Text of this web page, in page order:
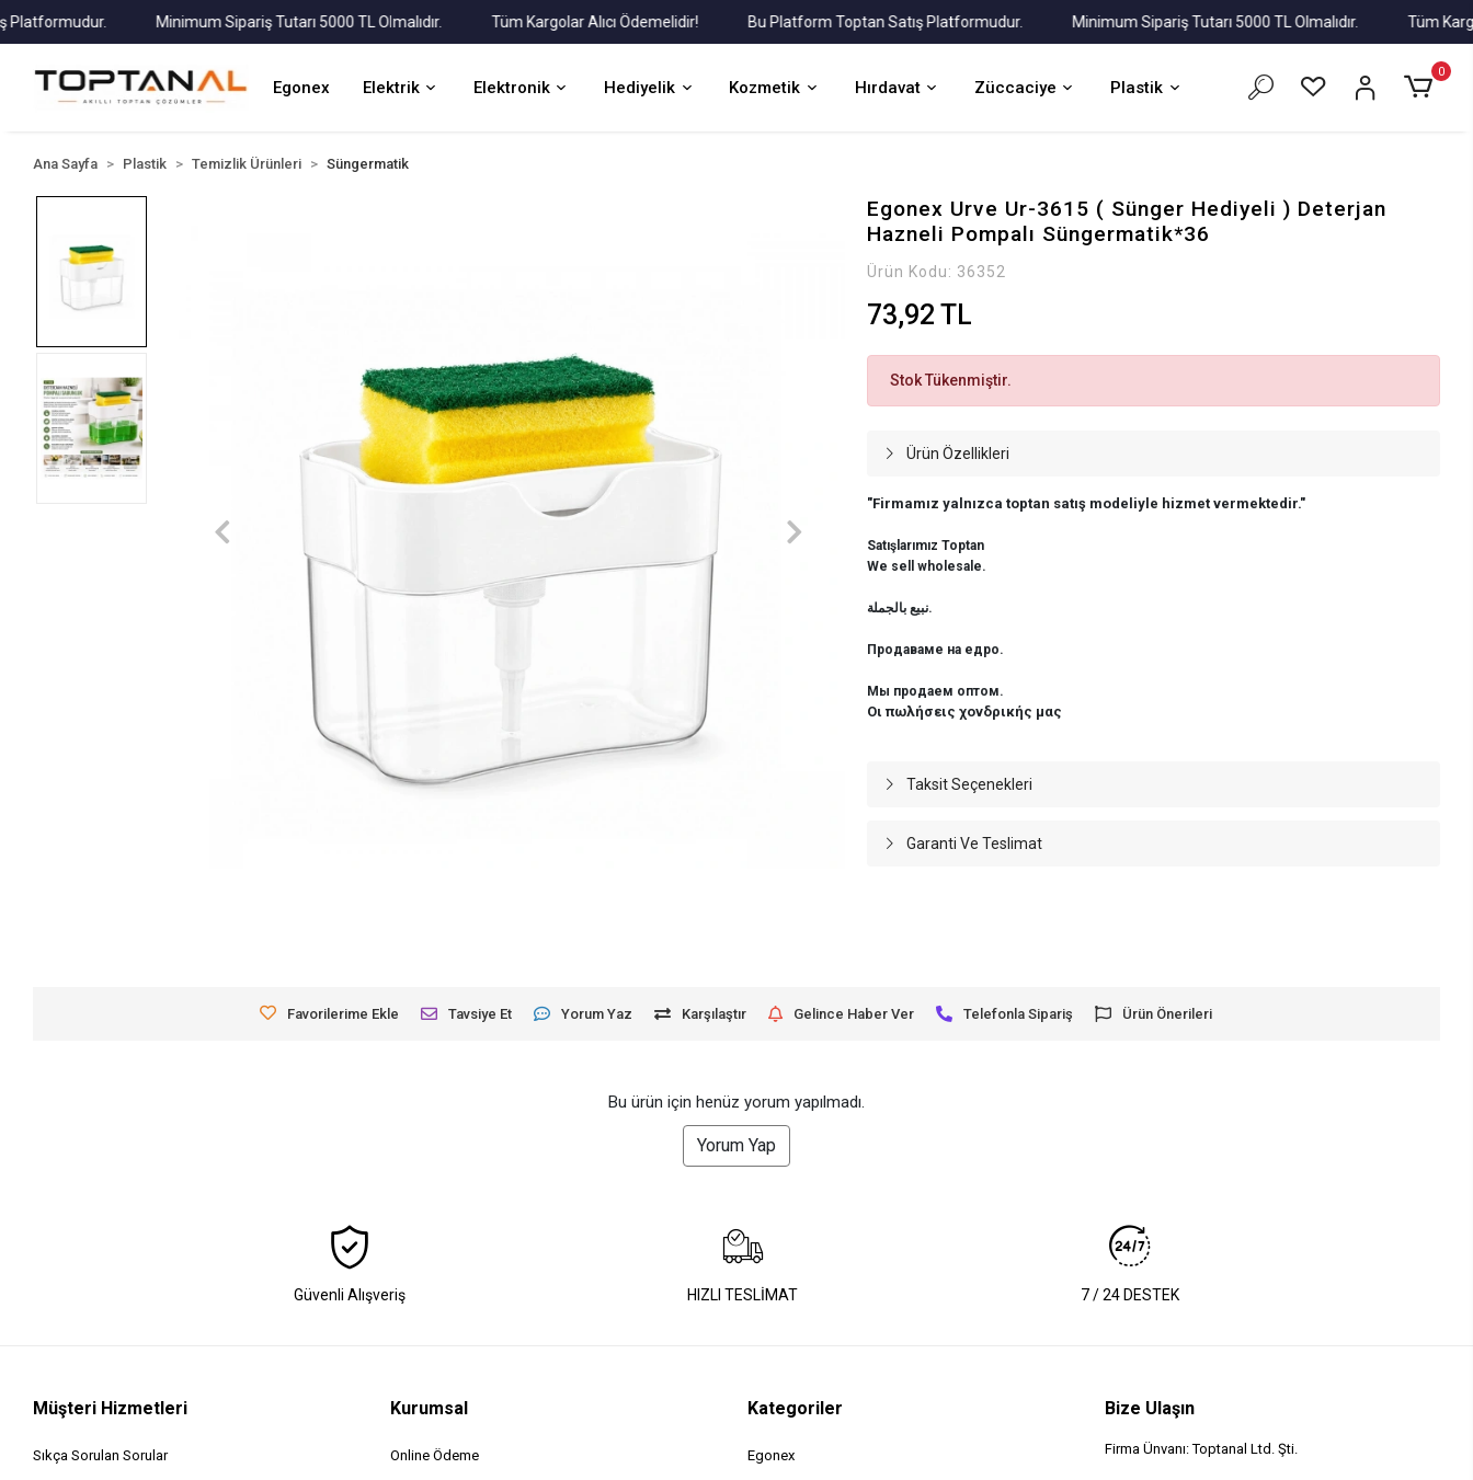
Minimum Sipariş Tutarı 5000 TL Olmalıdır. Tüm Kargolar Alıcı Ödemelidir! Bu Platform Toptan Satış Platformudur. Minimum Sipariş Tutarı 5000 TL Olmalıdır. Tüm Kargolar
Egonex Elektrik Elektronik Hediyelik Kozmetik Hırdavat Züccaciye Plastik
0
Ana Sayfa Plastik Temizlik Ürünleri Süngermatik
Egonex Urve Ur-3615 ( Sünger Hediyeli ) Deterjan
Hazneli Pompalı Süngermatik*36
Ürün Kodu: 36352
73,92 TL
Stok Tükenmiştir.
Ürün Özellikleri
"Firmamız yalnızca toptan satış modeliyle hizmet vermektedir."
Satışlarımız Toptan
We sell wholesale.
نبيع بالجملة.
Продаваме на едро.
Мы продаем оптом.
Οι πωλήσεις χονδρικής μας
Taksit Seçenekleri
Garanti Ve Teslimat
Favorilerime Ekle Tavsiye Et Yorum Yaz Karşılaştır Gelince Haber Ver Telefonla Sipariş Ürün Önerileri
Bu ürün için henüz yorum yapılmadı.
Yorum Yap
Güvenli Alışveriş HIZLI TESLİMAT 7 / 24 DESTEK
Müşteri Hizmetleri
Sıkça Sorulan Sorular
Kurumsal
Online Ödeme
Kategoriler
Egonex
Bize Ulaşın
Firma Ünvanı: Toptanal Ltd. Şti.